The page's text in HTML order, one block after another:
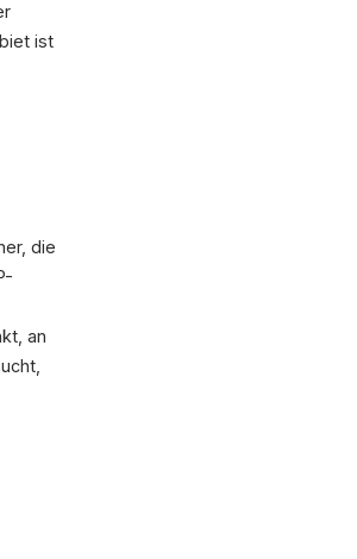
ist
die
an